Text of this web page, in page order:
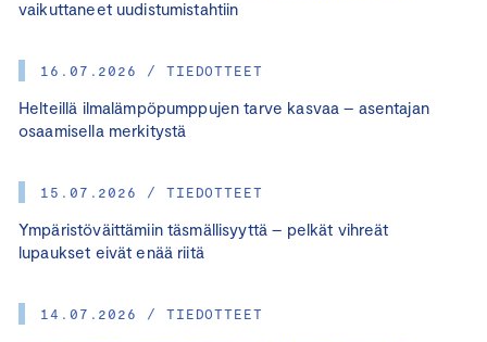
vaikuttaneet uudistumistahtiin
16.07.2026 / TIEDOTTEET
Helteillä ilmalämpöpumppujen tarve kasvaa – asentajan
osaamisella merkitystä
15.07.2026 / TIEDOTTEET
Ympäristöväittämiin täsmällisyyttä – pelkät vihreät
lupaukset eivät enää riitä
14.07.2026 / TIEDOTTEET